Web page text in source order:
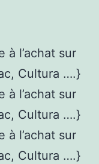
à l’achat sur
Cultura ….}
à l’achat sur
Cultura ….}
à l’achat sur
Cultura ….}